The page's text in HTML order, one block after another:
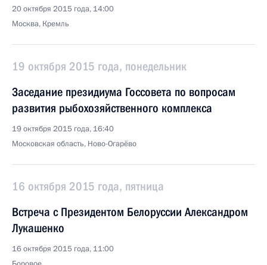
20 октября 2015 года, 14:00
Москва, Кремль
19 октября 2015 года, понедельник
Заседание президиума Госсовета по вопросам
развития рыбохозяйственного комплекса
19 октября 2015 года, 16:40
Московская область, Ново-Огарёво
16 октября 2015 года, пятница
Встреча с Президентом Белоруссии Александром
Лукашенко
16 октября 2015 года, 11:00